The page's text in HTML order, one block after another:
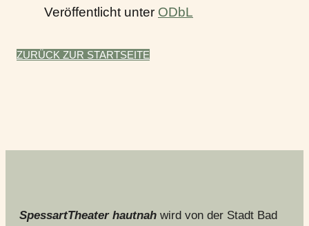
Veröffentlicht unter ODbL
ZURÜCK ZUR STARTSEITE
SpessartTheater hautnah wird von der Stadt Bad